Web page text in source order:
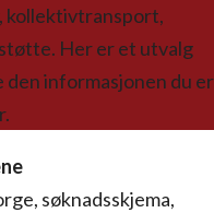
kollektivtransport,
Her er et utvalg
den informasjonen du er
søknadsskjema,